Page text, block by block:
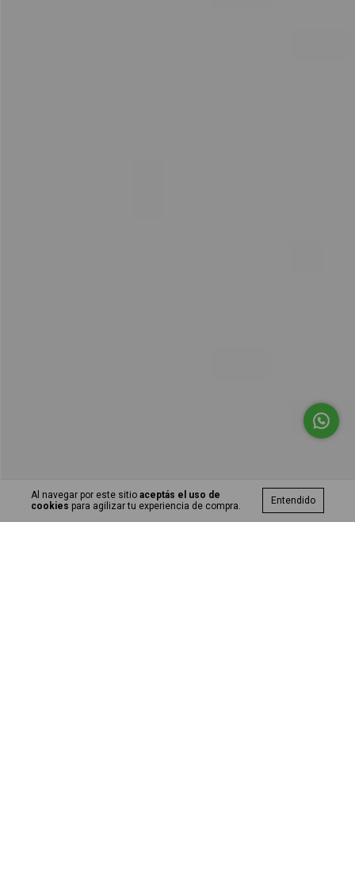
Al navegar por este sitio aceptás el uso de
cookies para agilizar tu experiencia de compra. Entendido